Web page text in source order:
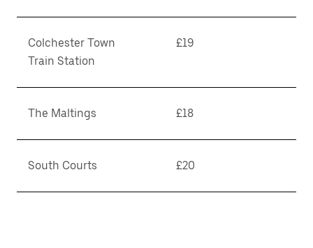
Colchester Town
Train Station
£19
The Maltings £18
South Courts £20